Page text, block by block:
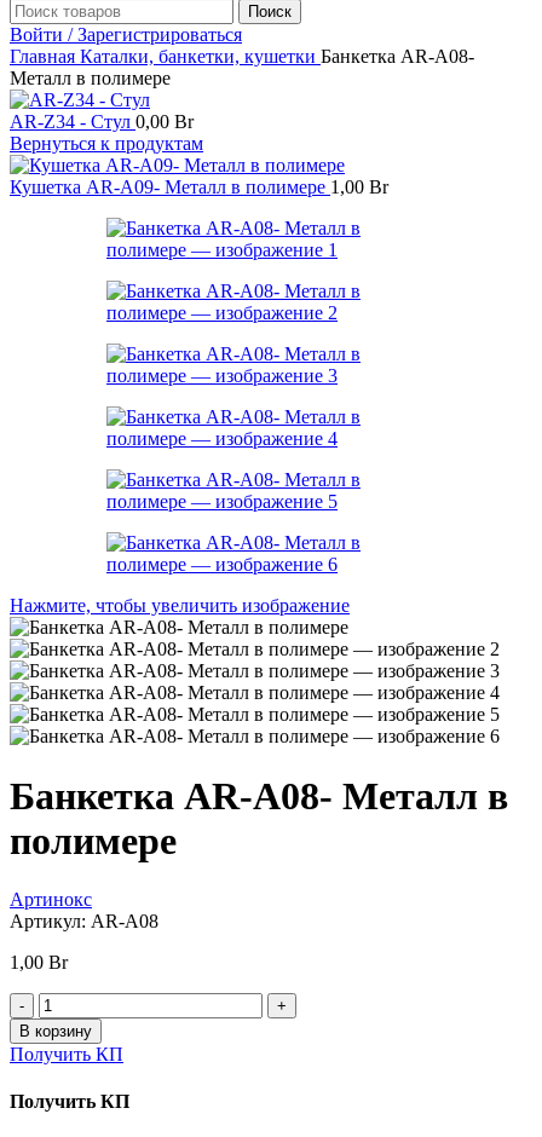
Поиск
Войти / Зарегистрироваться
Главная Каталки, банкетки, кушетки Банкетка AR-A08-
Металл в полимере
AR-Z34 - Стул 0,00 Br
Вернуться к продуктам
Кушетка AR-A09- Металл в полимере 1,00 Br
Нажмите, чтобы увеличить изображение
Банкетка AR-A08- Металл в
полимере
Артинокс
Артикул: AR-A08
1,00 Br
Количество
товара
Банкетка
AR-
Металл
В корзину
Получить КП
Получить КП